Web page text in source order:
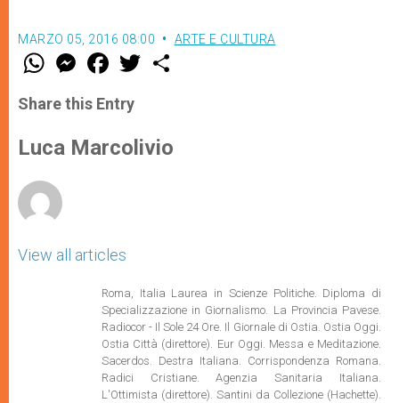
MARZO 05, 2016 08:00 ARTE E CULTURA
W
t
s
p
p
M
e
s
e
g
e
F
a
e
b
o
k
w
r
Share this Entry
Luca Marcolivio
View all articles
Roma, Italia Laurea in Scienze Politiche. Diploma di
Specializzazione in Giornalismo. La Provincia Pavese.
Radiocor - Il Sole 24 Ore. Il Giornale di Ostia. Ostia Oggi.
Ostia Città (direttore). Eur Oggi. Messa e Meditazione.
Sacerdos. Destra Italiana. Corrispondenza Romana.
Radici Cristiane. Agenzia Sanitaria Italiana.
L'Ottimista (direttore). Santini da Collezione (Hachette).